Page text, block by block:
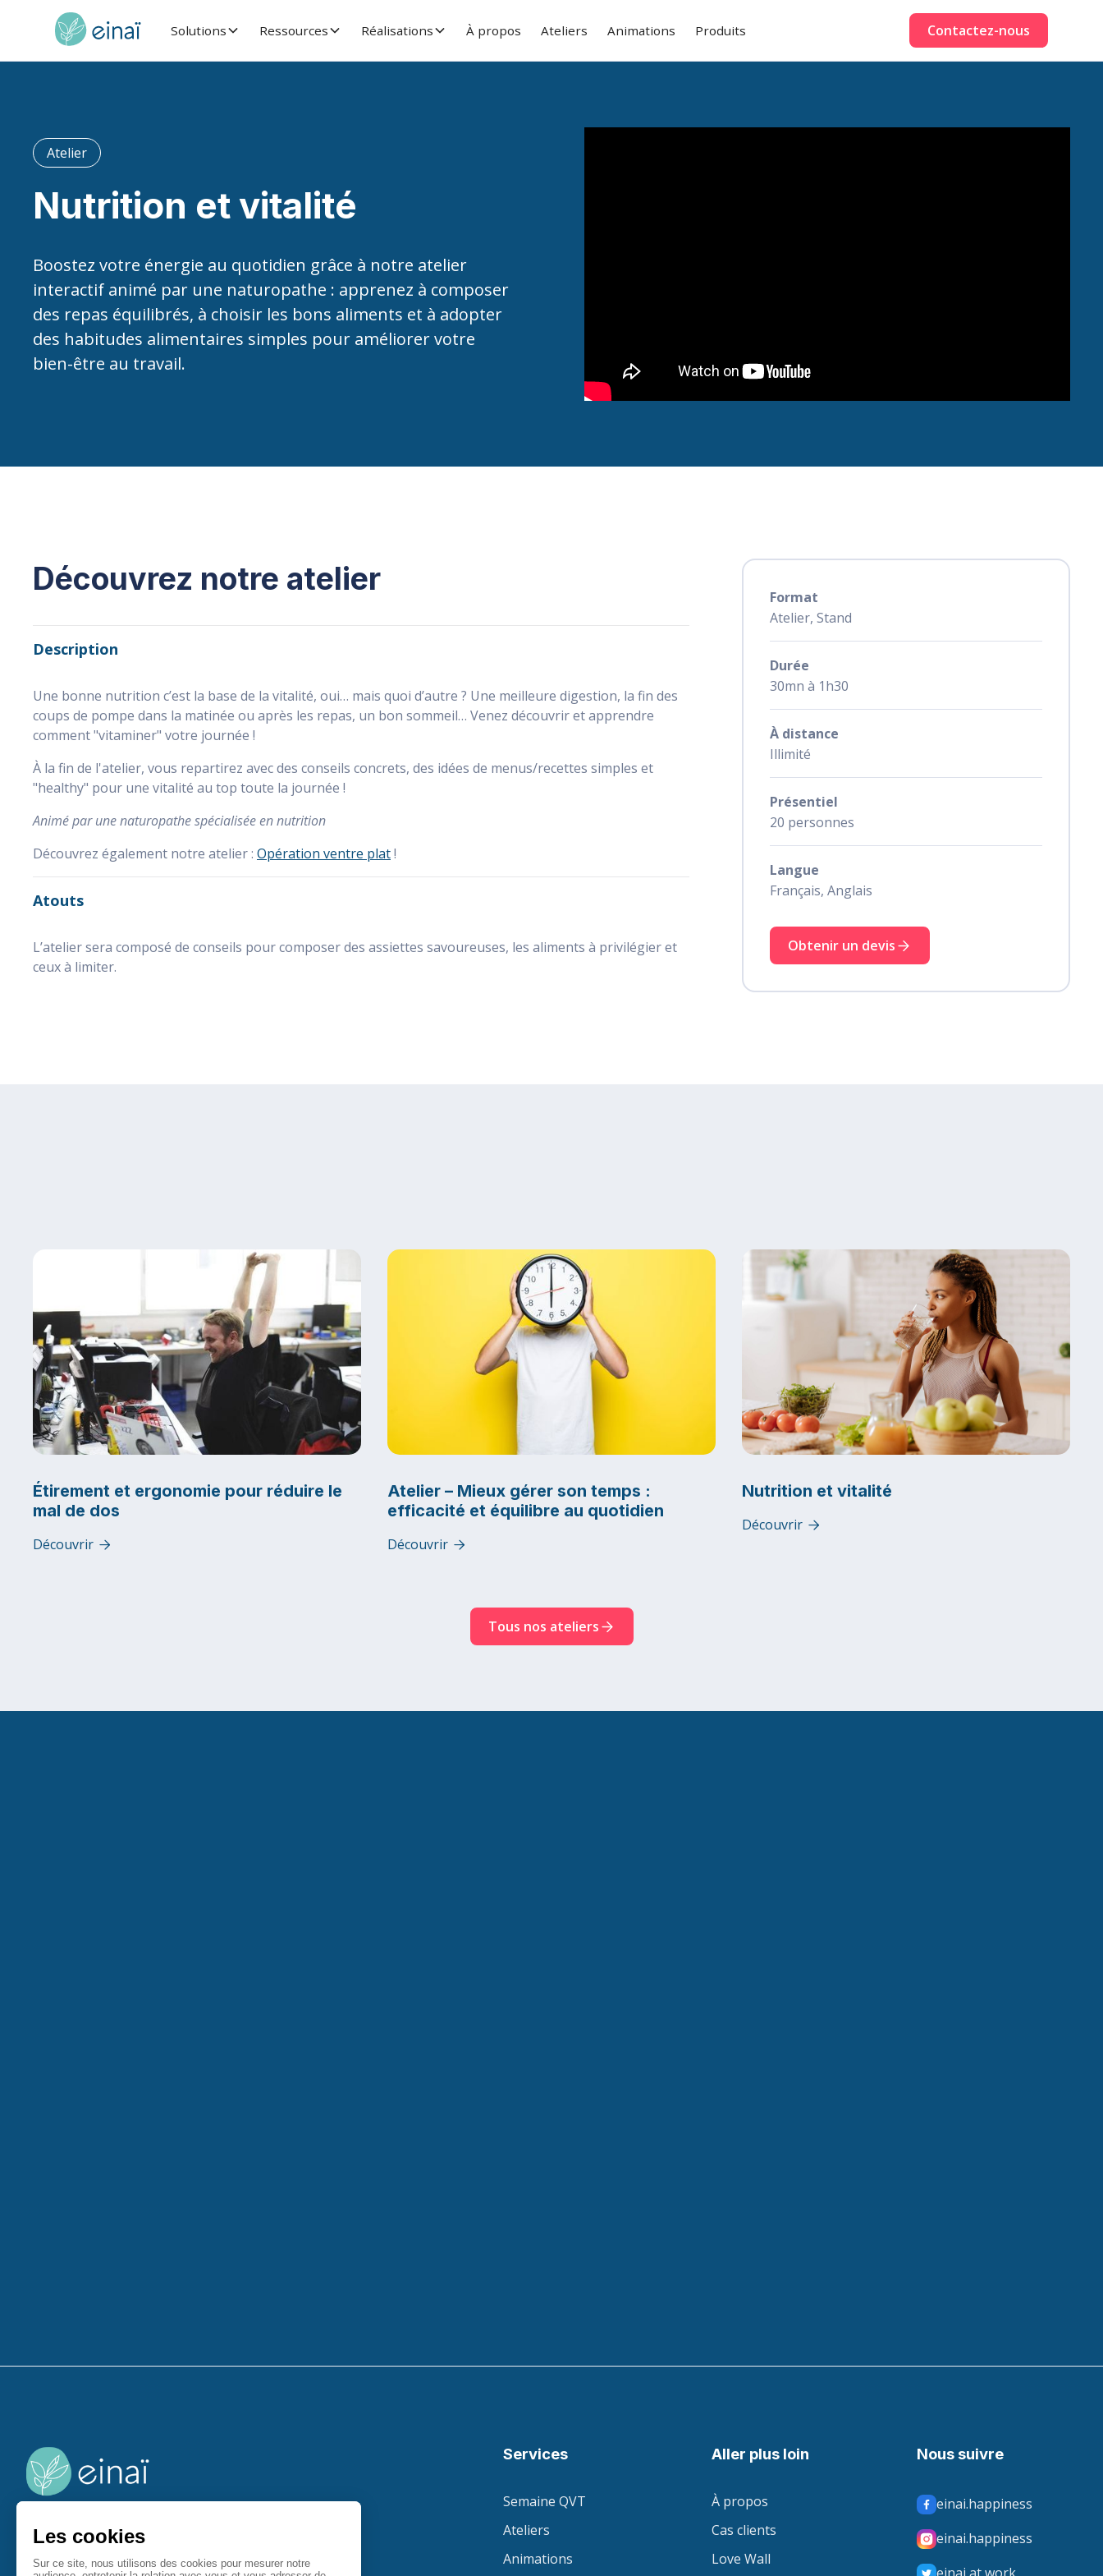
Solutions Ressources Réalisations À propos Ateliers Animations Produits Contactez-nous
Atelier
Nutrition et vitalité
Boostez votre énergie au quotidien grâce à notre atelier
interactif animé par une naturopathe : apprenez à composer
des repas équilibrés, à choisir les bons aliments et à adopter
des habitudes alimentaires simples pour améliorer votre
bien-être au travail.
Découvrez notre atelier
Description
Une bonne nutrition c’est la base de la vitalité, oui… mais quoi d’autre ? Une meilleure digestion, la fin des
coups de pompe dans la matinée ou après les repas, un bon sommeil… Venez découvrir et apprendre
comment "vitaminer" votre journée !
À la fin de l'atelier, vous repartirez avec des conseils concrets, des idées de menus/recettes simples et
"healthy" pour une vitalité au top toute la journée !
Animé par une naturopathe spécialisée en nutrition
Découvrez également notre atelier : Opération ventre plat!
Atouts
L’atelier sera composé de conseils pour composer des assiettes savoureuses, les aliments à privilégier et
ceux à limiter.
Format
Atelier, Stand
Durée
30mn à 1h30
À distance
Illimité
Présentiel
20 personnes
Langue
Français, Anglais
Obtenir un devis
Étirement et ergonomie pour réduire le
mal de dos
Découvrir 
Atelier – Mieux gérer son temps :
efficacité et équilibre au quotidien
Découvrir 
Nutrition et vitalité
Découvrir 
Tous nos ateliers
Einaï accompagne les entreprises à se démarquer en
offrant une experience collaborateur unique source
d'épanouissement au service de la performance.
Services
Semaine QVT
Ateliers
Animations
Aller plus loin
À propos
Cas clients
Love Wall
Nous suivre
einai.happiness
einai.happiness